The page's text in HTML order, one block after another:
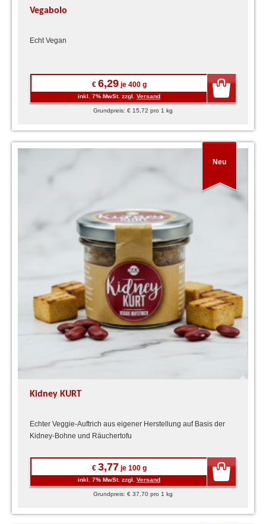
Vegabolo
Echt Vegan
€ 6,29je 400 g
inkl. 7% MwSt. zzgl. Versand
Grundpreis: € 15,72 pro 1 kg
Neu
Kidney KURT
Echter Veggie-Auftrich aus eigener Herstellung auf Basis der
Kidney-Bohne und Räuchertofu
€ 3,77 je 100 g
inkl. 7% MwSt. zzgl. Versand
Grundpreis: € 37,70 pro 1 kg